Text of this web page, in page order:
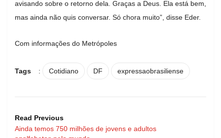
avisando sobre o retorno dela. Graças a Deus. Ela está bem,
mas ainda não quis conversar. Só chora muito”, disse Eder.
Com informações do Metrópoles
Tags : Cotidiano DF expressaobrasiliense
Read Previous
Ainda temos 750 milhões de jovens e adultos